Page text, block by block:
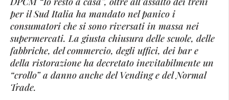
per il Sud Italia ha mandato nel panico i
consumatori che si sono riversati in massa nei
supermercati. La giusta chiusura delle scuole, delle
fabbriche, del commercio, degli uffici, dei bar e
della ristorazione ha decretato inevitabilmente un
“crollo” a danno anche del Vending e del Normal
Trade.